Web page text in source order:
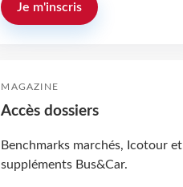
Je m'inscris
MAGAZINE
Accès dossiers
Benchmarks marchés, Icotour et
suppléments Bus&Car.